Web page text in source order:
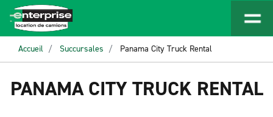
Accueil Succursales Panama City Truck Rental
PANAMA CITY TRUCK RENTAL